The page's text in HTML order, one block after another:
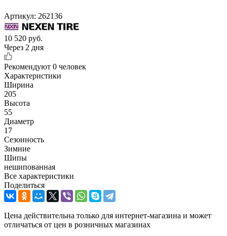
Артикул: 262136
10 520 руб.
Через 2 дня
Рекомендуют 0 человек
Характеристики
Ширина
205
Высота
55
Диаметр
17
Сезонность
Зимние
Шипы
нешипованная
Все характеристики
Поделиться
Цена действительна только для интернет-магазина и может
отличаться от цен в розничных магазинах